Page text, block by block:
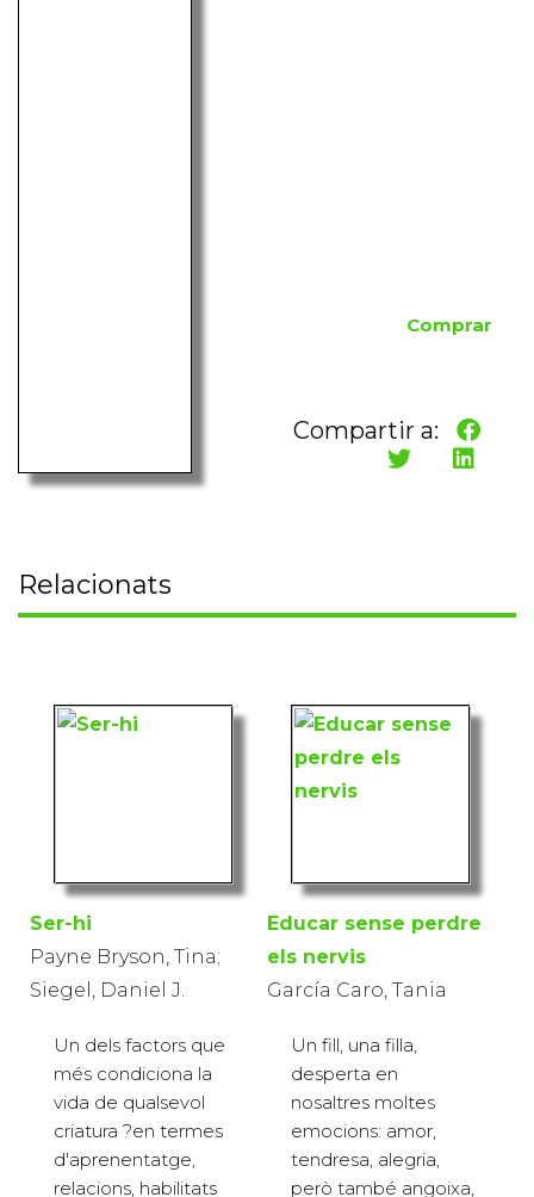
Comprar
Compartir a:
Relacionats
Ser-hi
Payne Bryson, Tina;
Siegel, Daniel J.
Un dels factors que
més condiciona la
vida de qualsevol
criatura ?en termes
d'aprenentatge,
relacions, habilitats
Educar sense perdre
els nervis
García Caro, Tania
Un fill, una filla,
desperta en
nosaltres moltes
emocions: amor,
tendresa, alegria,
però també angoixa,